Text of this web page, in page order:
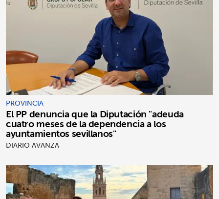
PROVINCIA
El PP denuncia que la Diputación "adeuda
cuatro meses de la dependencia a los
ayuntamientos sevillanos"
DIARIO AVANZA